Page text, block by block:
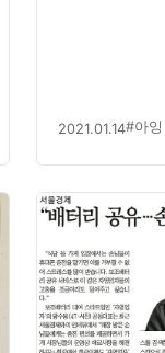
2021.01.14#아잉